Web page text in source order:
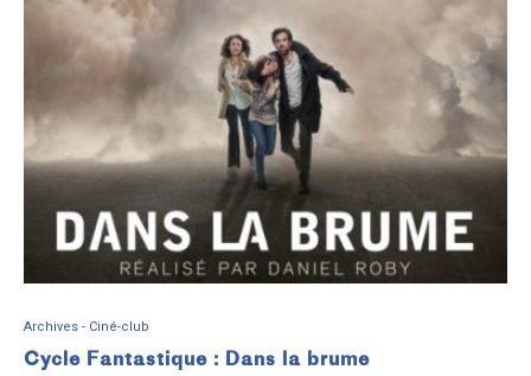
Archives - Ciné-club
Cycle Fantastique : Dans la brume